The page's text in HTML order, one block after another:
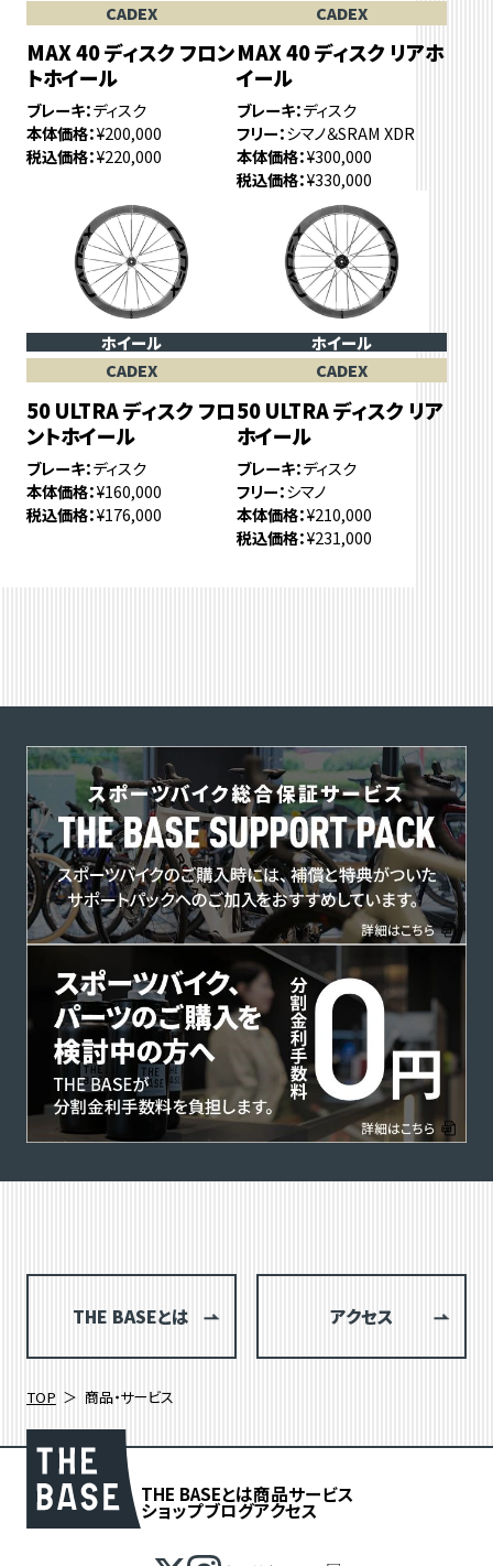
CADEX
MAX 40 ディスク フロン
トホイール
ブレーキ ディスク
本体価格 ¥200,000
税込価格 ¥220,000
CADEX
MAX 40 ディスク リアホ
イール
ブレーキ ディスク
フリー シマノ＆SRAM XDR
本体価格 ¥300,000
税込価格 ¥330,000
ホイール
CADEX
50 ULTRA ディスク フロ
ントホイール
ブレーキ ディスク
本体価格 ¥160,000
税込価格 ¥176,000
ホイール
CADEX
50 ULTRA ディスク リア
ホイール
ブレーキ ディスク
フリー シマノ
本体価格 ¥210,000
税込価格 ¥231,000
THE BASEとは アクセス
TOP 商品・サービス
THE BASEとは商品サービス
ショップブログアクセス